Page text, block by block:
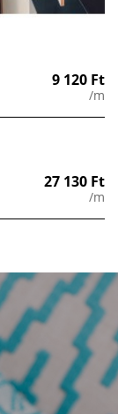
9 120 Ft
/m
27 130 Ft
/m